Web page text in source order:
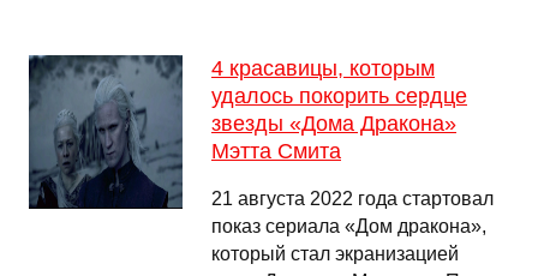
4 красавицы, которым
удалось покорить сердце
звезды «Дома Дракона»
Мэтта Смита
21 августа 2022 года стартовал
показ сериала «Дом дракона»,
который стал экранизацией